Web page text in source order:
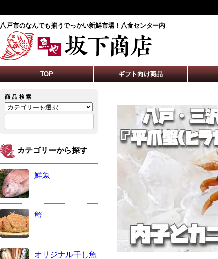
八戸市のなんでも揃うでっかい新鮮市場！八食センター内
TOP ギフト向け商品
商品検索
カテゴリーから探す
鮮魚
蟹
オリジナル干し魚